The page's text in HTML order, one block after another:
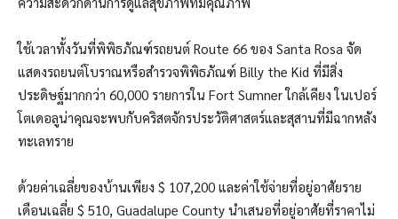
ใช้เวลาทั้งวันที่พิพิธภัณฑ์รถยนต์ Route 66 ของ Santa Rosa จัด
แสดงรถยนต์โบราณหรือสำรวจพิพิธภัณฑ์ Billy the Kid ที่มีสิ่ง
ประดิษฐ์มากกว่า 60,000 รายการใน Fort Sumner ใกล้เคียง ในเปอร์
โตเดอลูน่าคุณจะพบกับคริสตจักรประวัติศาสตร์และสุสานที่มีฉากหลัง
ทะเลทราย
ด้วยค่าเฉลี่ยของบ้านเพียง $ 107,200 และค่าใช้จ่ายที่อยู่อาศัยราย
เดือนเฉลี่ย $ 510, Guadalupe County นำเสนอที่อยู่อาศัยที่ราคาไม่